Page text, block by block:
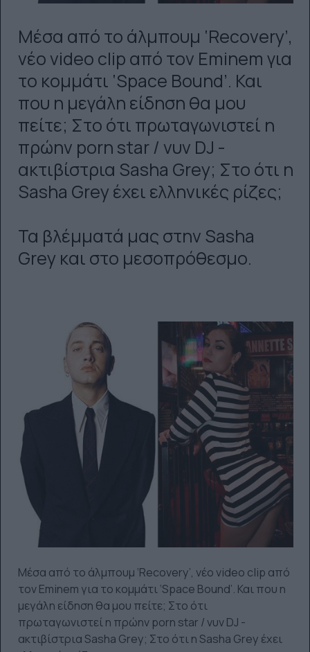
Μέσα από το άλμπουμ ‘Recovery’,
νέο video clip από τον Eminem για
το κομμάτι ‘Space Bound’. Και
που η μεγάλη είδηση θα μου
πείτε; Στο ότι πρωταγωνιστεί η
πρώην porn star / νυν DJ -
ακτιβίστρια Sasha Grey; Στο ότι η
Sasha Grey έχει ελληνικές ρίζες;
Τα βλέμματά μας στην Sasha
Grey και στο μεσοπρόθεσμο.
Μέσα από το άλμπουμ ‘Recovery’, νέο video clip από
τον Eminem για το κομμάτι ‘Space Bound’. Και που η
μεγάλη είδηση θα μου πείτε; Στο ότι
πρωταγωνιστεί η πρώην porn star / νυν DJ -
ακτιβίστρια Sasha Grey; Στο ότι η Sasha Grey έχει